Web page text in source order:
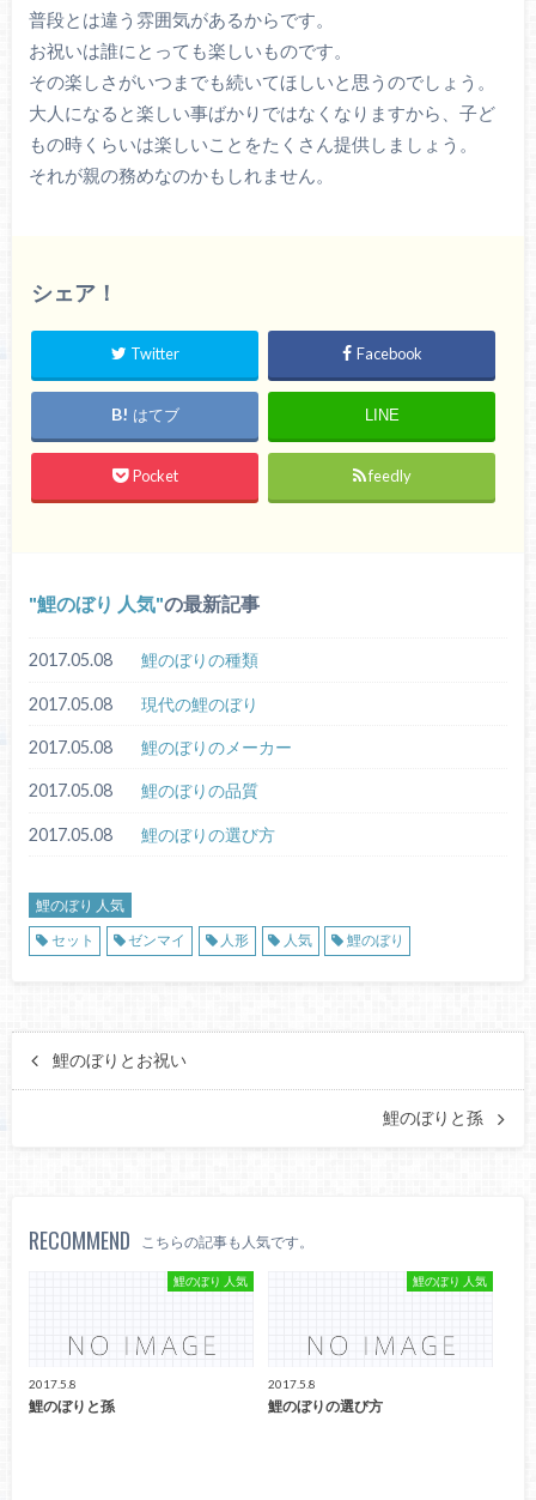
普段とは違う雰囲気があるからです。
お祝いは誰にとっても楽しいものです。
その楽しさがいつまでも続いてほしいと思うのでしょう。
大人になると楽しい事ばかりではなくなりますから、子ど
もの時くらいは楽しいことをたくさん提供しましょう。
それが親の務めなのかもしれません。
シェア！
Twitter Facebook
はてブ LINE
Pocket feedly
鯉のぼり 人気 の最新記事
2017.05.08 鯉のぼりの種類
2017.05.08 現代の鯉のぼり
2017.05.08 鯉のぼりのメーカー
2017.05.08 鯉のぼりの品質
2017.05.08 鯉のぼりの選び方
鯉のぼり 人気
セット
ゼンマイ 人形 人気 鯉のぼり
鯉のぼりとお祝い
鯉のぼりと孫
RECOMMEND こちらの記事も人気です。
鯉のぼり 人気
2017.5.8
鯉のぼりと孫
鯉のぼり 人気
2017.5.8
鯉のぼりの選び方